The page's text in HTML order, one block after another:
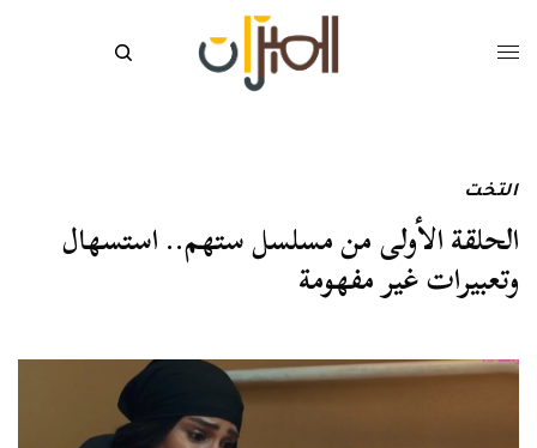
التخت
الحلقة الأولى من مسلسل ستهم.. استسهال
وتعبيرات غير مفهومة